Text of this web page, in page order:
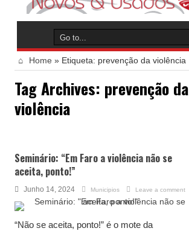
Home » Etiqueta: prevenção da violência
Tag Archives: prevenção da
violência
Seminário: “Em Faro a violência não se
aceita, ponto!”
Junho 14, 2024 Municipios Leave a comment
“Não se aceita, ponto!” é o mote da